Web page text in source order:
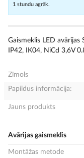
1 stundu agrāk.
Gaismeklis LED
IP42, IK04, NiCd 3,6V
Zīmols
Papildus informācija:
Jauns produkts
Avārijas gaismeklis
Montāžas metode